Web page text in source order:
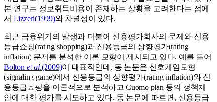
본 연구는 정보취득비용이 존재하는 상황을 고려한다는 점에
서 Lizzeri(1999)와 차별성이 있다.
최근 금융위기의 발생과 더불어 신용평가회사의 문제와 신용
등급쇼핑(rating shopping)과 신용등급의 상향평가(rating
inflation) 문제를 분석한 이론 모형이 제시되고 있다. 예를 들어
Bolton et al.(2009)이 대표적인데, 동 논문은 신호게임모형
(signaling game)에서 신용등급의 상향평가(rating inflation)와 신
용등급쇼핑을 이론적으로 분석하고 Cuomo plan 등의 정책제
안에 대한 평가를 시도하고 있다. 동 논문에 따르면, 신용등급